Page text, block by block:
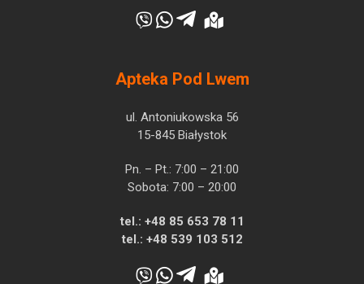
Apteka Pod Lwem
ul. Antoniukowska 56
15-845 Białystok
Pn. – Pt.: 7:00 – 21:00
Sobota: 7:00 – 20:00
tel.: +48 85 653 78 11
tel.: +48 539 103 512